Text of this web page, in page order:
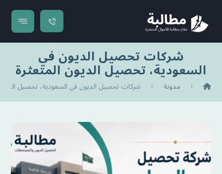
شركات تحصيل الديون في
السعودية، تحصيل الديون المتعثرة
مدونة شركات تحصيل الديون في السعودية، تحصيل الديون